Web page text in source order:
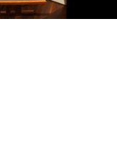
J:COMチャ